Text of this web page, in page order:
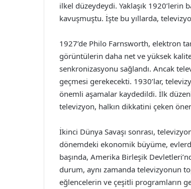
ilkel düzeydeydi. Yaklaşık
kavuşmuştu. İşte bu yıllarda,
1927’de Philo Farnsworth, elektron
görüntülerin daha net ve yüksek
senkronizasyonu sağlandı. Ancak
geçmesi gerekecekti. 1930’lar,
önemli aşamalar kaydedildi. İlk
televizyon, halkın dikkatini çeken
İkinci Dünya Savaşı sonrası,
dönemdeki ekonomik büyüme,
başında, Amerika Birleşik
durum, aynı zamanda televizyonun
eğlencelerin ve çeşitli programların